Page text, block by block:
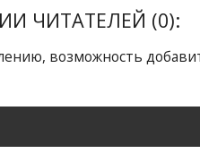
ЧИТАТЕЛЕЙ (0):
возможность